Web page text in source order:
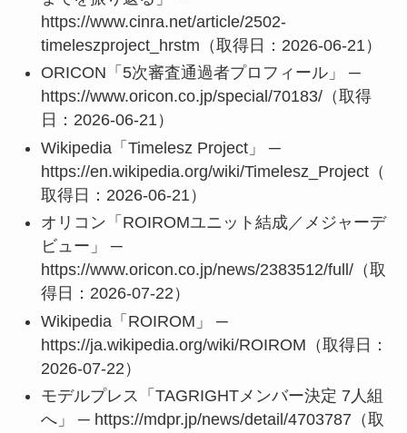
https://www.cinra.net/article/2502-
timeleszproject_hrstm（取得日：2026-06-21）
ORICON「5次審査通過者プロフィール」 ─
https://www.oricon.co.jp/special/70183/（取得
日：2026-06-21）
Wikipedia「Timelesz Project」 ─
https://en.wikipedia.org/wiki/Timelesz_Project（
取得日：2026-06-21）
オリコン「ROIROMユニット結成／メジャーデ
ビュー」 ─
https://www.oricon.co.jp/news/2383512/full/（取
得日：2026-07-22）
Wikipedia「ROIROM」 ─
https://ja.wikipedia.org/wiki/ROIROM（取得日：
2026-07-22）
モデルプレス「TAGRIGHTメンバー決定 7人組
へ」 ─ https://mdpr.jp/news/detail/4703787（取